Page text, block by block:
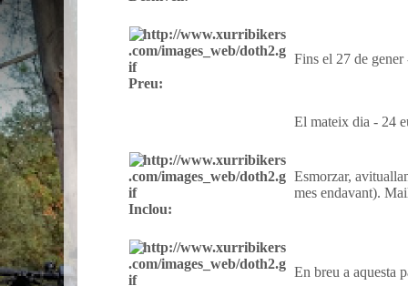
Preu:
Fins el 27 de gener
El mateix dia - 24
Inclou:
Esmorzar,
mes endavant).
En breu a aquesta